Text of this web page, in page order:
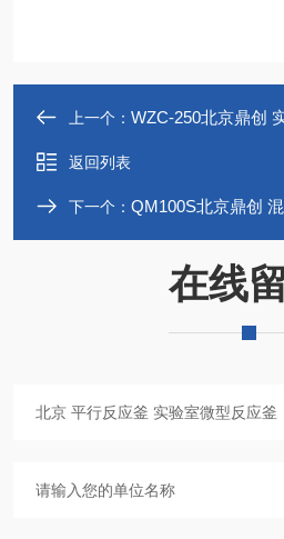
上一个： WZC-250北京鼎创
返回列表
下一个： QM100S北京鼎创
在线